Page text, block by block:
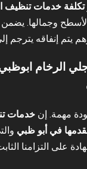
تكلفة خدمات تنظيف
الرخام ابوظبي
مهمة. إن خدمات
نقدمها في أبو ظبي
على التزامنا